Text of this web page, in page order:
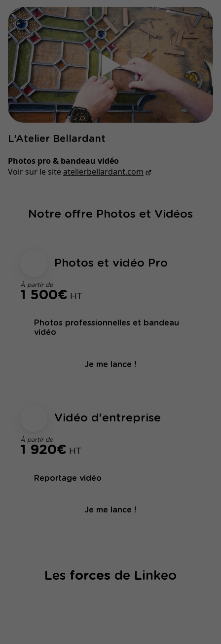
▶
L’Atelier Bellardant
Photos pro & bandeau vidéo
Voir sur le site atelierbellardant.com
Notre offre Photos et Vidéos
Photos et vidéo Pro
À partir de
1 500€ HT
Photos professionnelles et bandeau
vidéo
Je me lance !
Vidéo d'entreprise
À partir de
1 920€ HT
Reportage vidéo
Je me lance !
Les forces de Linkeo